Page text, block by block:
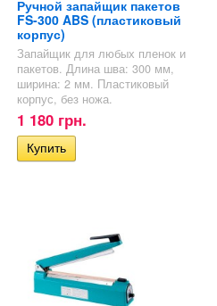
Ручной запайщик пакетов
FS-300 ABS (пластиковый
корпус)
Запайщик для любых пленок и
пакетов. Длина шва: 300 мм,
ширина: 2 мм. Пластиковый
корпус, без ножа.
1 180 грн.